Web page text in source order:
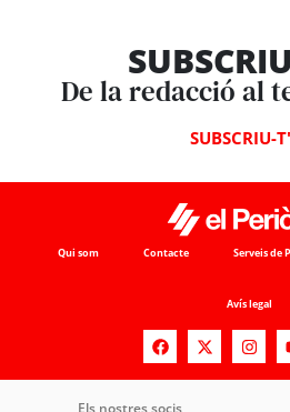
De la redacció al
SUBSCRIU-
Qui som Contacte Serveis de
Avís legal